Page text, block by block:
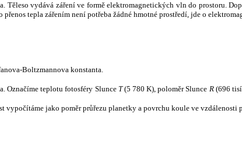
Těleso vydává záření ve formě elektromagnetických vln do prostoru.
tepla zářením není potřeba žádné hmotné prostředí, jde o
Boltzmannova konstanta.
Označíme teplotu fotosféry Slunce T(5 780 K), poloměr Slunce R(696
vypočítáme jako poměr průřezu planetky a povrchu koule ve vzdálenosti